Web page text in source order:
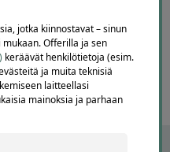
3 / 60
jotka kiinnostavat – sinun
Offerilla ja sen
keräävät henkilötietoja (esim.
ja muita teknisiä
laitteellasi
mainoksia ja parhaan